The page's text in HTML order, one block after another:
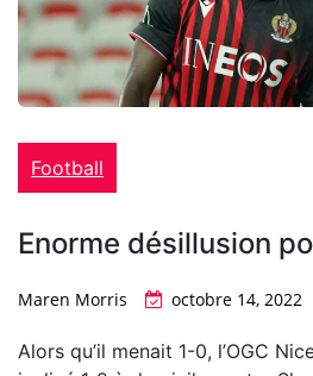
Football
Enorme désillusion
Maren Morris octobre 14, 2022
Alors qu’il menait 1-0, l’OGC